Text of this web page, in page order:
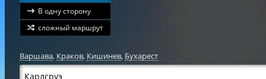
В одну сторону
сложный маршрут
Варшава, Краков, Кишинев, Бухарест